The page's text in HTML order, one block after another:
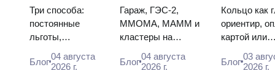
искусство в
Москве
бесплатно
Три способа:
постоянные
льготы,
и площадки со
Блог04 августа
2026 г.
искусства в
Москве: где
смотреть и
сколько стоит
Гараж, ГЭС-2,
ММОМА, МАММ и
кластеры на
часы, метро. Где
Блог04 августа
2026 г.
метро
схема,
Кольцо как
ориентир,
картой или
указатели
Блог 03
2026 г.